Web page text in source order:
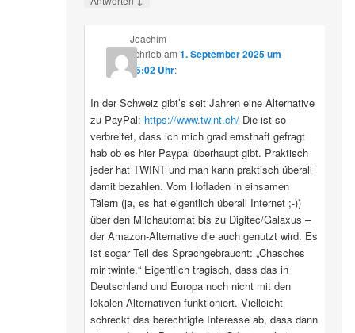
Joachim
schriebam 1. September 2025 um
15:02 Uhr:
In der Schweiz gibt’s seit Jahren eine Alternative
zu PayPal: https://www.twint.ch/Die ist so
verbreitet, dass ich mich grad ernsthaft gefragt
hab ob es hier Paypal überhaupt gibt. Praktisch
jeder hat TWINT und man kann praktisch überall
damit bezahlen. Vom Hofladen in einsamen
Tälern (ja, es hat eigentlich überall Internet ;-))
über den Milchautomat bis zu Digitec/Galaxus –
der Amazon-Alternative die auch genutzt wird. Es
ist sogar Teil des Sprachgebraucht: „Chasches
mir twinte.“ Eigentlich tragisch, dass das in
Deutschland und Europa noch nicht mit den
lokalen Alternativen funktioniert. Vielleicht
schreckt das berechtigte Interesse ab, dass dann